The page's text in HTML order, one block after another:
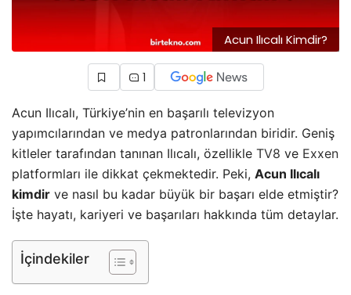
Acun Ilıcalı Kimdir?
1
Acun Ilıcalı, Türkiye’nin en başarılı televizyon
yapımcılarından ve medya patronlarından biridir. Geniş
kitleler tarafından tanınan Ilıcalı, özellikle TV8 ve Exxen
platformları ile dikkat çekmektedir. Peki, Acun Ilıcalı
kimdir ve nasıl bu kadar büyük bir başarı elde etmiştir?
İşte hayatı, kariyeri ve başarıları hakkında tüm detaylar.
İçindekiler